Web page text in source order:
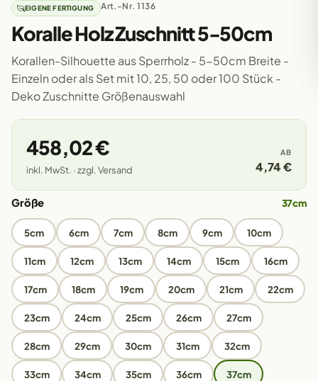
EIGENE FERTIGUNG Art.-Nr. 1136
Koralle Holz Zuschnitt 5-50cm
Korallen-Silhouette aus Sperrholz - 5-50cm Breite -
Einzeln oder als Set mit 10, 25, 50 oder 100 Stück -
Deko Zuschnitte Größenauswahl
458,02 €
inkl. MwSt. · zzgl. Versand
AB
4,74 €
Größe 37cm
5cm 6cm 7cm 8cm 9cm 10cm
11cm 12cm 13cm 14cm 15cm 16cm
17cm 18cm 19cm 20cm 21cm 22cm
23cm 24cm 25cm 26cm 27cm
28cm 29cm 30cm 31cm 32cm
33cm 34cm 35cm 36cm 37cm